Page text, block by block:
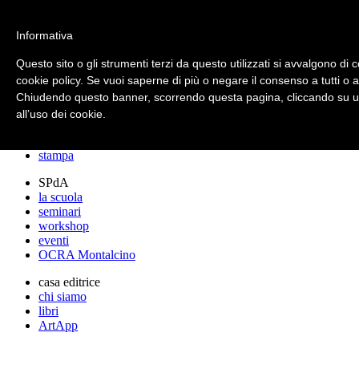
archos
lo studio
progetti
stampa
SPdA
la scuola
seminari
workshop
eventi
OCRA Montalcino
casa editrice
chi siamo
libri
ArtApp
Informativa
Questo sito o gli strumenti terzi da questo utilizzati si avvalgono di
cookie policy. Se vuoi saperne di più o negare il consenso a tutti o
Chiudendo questo banner, scorrendo questa pagina, cliccando
all’uso dei cookie.